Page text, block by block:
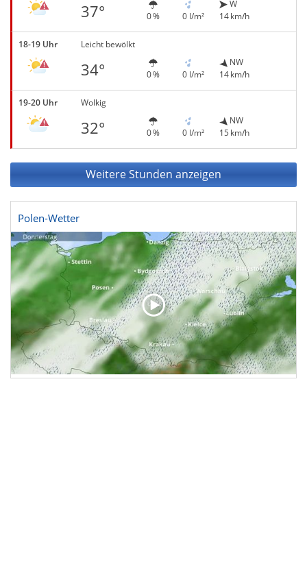
37° 0 % 0 l/m²
W
14 km/h
18-19 Uhr Leicht bewölkt
34° 0 % 0 l/m²
NW
14 km/h
19-20 Uhr Wolkig
32° 0 % 0 l/m²
NW
15 km/h
Weitere Stunden anzeigen
Polen-Wetter